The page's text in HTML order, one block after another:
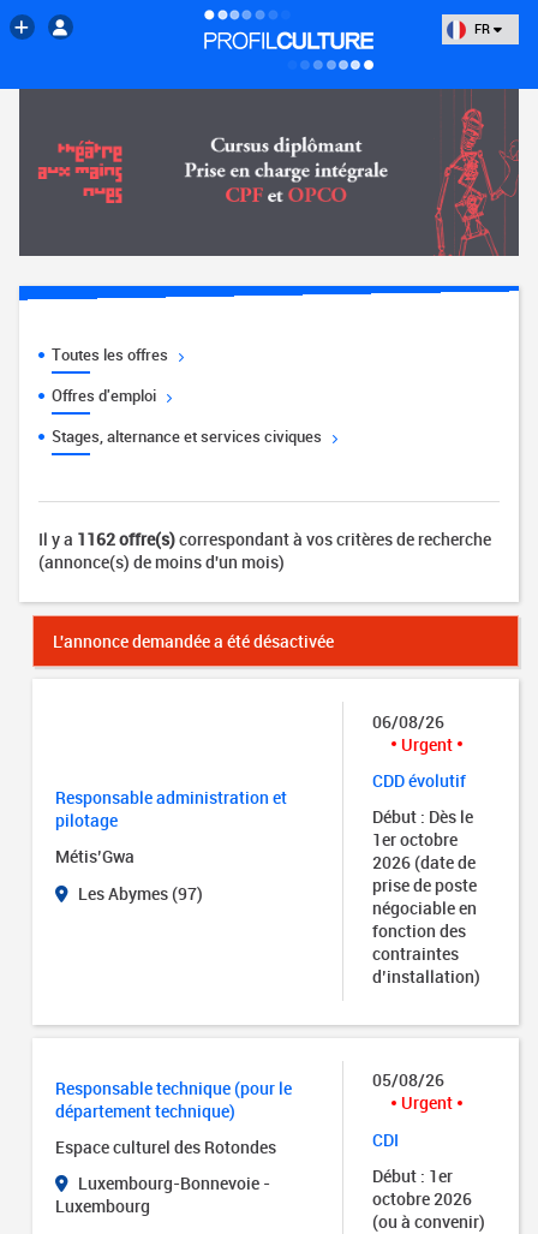
FR
Toutes les offres
Offres d'emploi
Stages, alternance et services civiques
Il y a 1162 offre(s)correspondant à vos critères de recherche
(annonce(s) de moins d'un mois)
L'annonce demandée a été désactivée
Responsable administration et
pilotage
Métis’Gwa
Les Abymes (97)
06/08/26
Urgent
CDD évolutif
Début : Dès le
1er octobre
2026 (date de
prise de poste
négociable en
fonction des
contraintes
d’installation)
Responsable technique (pour le
département technique)
Espace culturel des Rotondes
Luxembourg-Bonnevoie -
Luxembourg
05/08/26
Urgent
CDI
Début : 1er
octobre 2026
(ou à convenir)